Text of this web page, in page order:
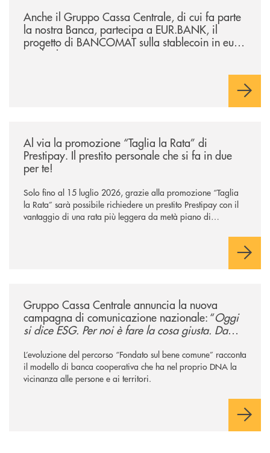
Anche il Gruppo Cassa Centrale, di cui fa parte
la nostra Banca, partecipa a EUR.BANK, il
progetto di BANCOMAT sulla stablecoin in euro
e sul relativo ecosistema
Al via la promozione “Taglia la Rata” di
Prestipay. Il prestito personale che si fa in due
per te!
Solo fino al 15 luglio 2026, grazie alla promozione “Taglia
la Rata” sarà possibile richiedere un prestito Prestipay con il
vantaggio di una rata più leggera da metà piano di
Gruppo Cassa Centrale annuncia la nuova
campagna di comunicazione nazionale: “Oggi
si dice ESG. Per noi è fare la cosa giusta. Da
L’evoluzione del percorso “Fondato sul bene comune” racconta
il modello di banca cooperativa che ha nel proprio DNA la
vicinanza alle persone e ai territori.